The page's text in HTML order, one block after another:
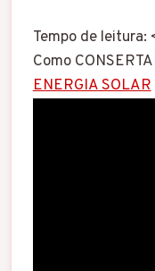
Tempo de leitura:
Como
ENERGIA SOLAR